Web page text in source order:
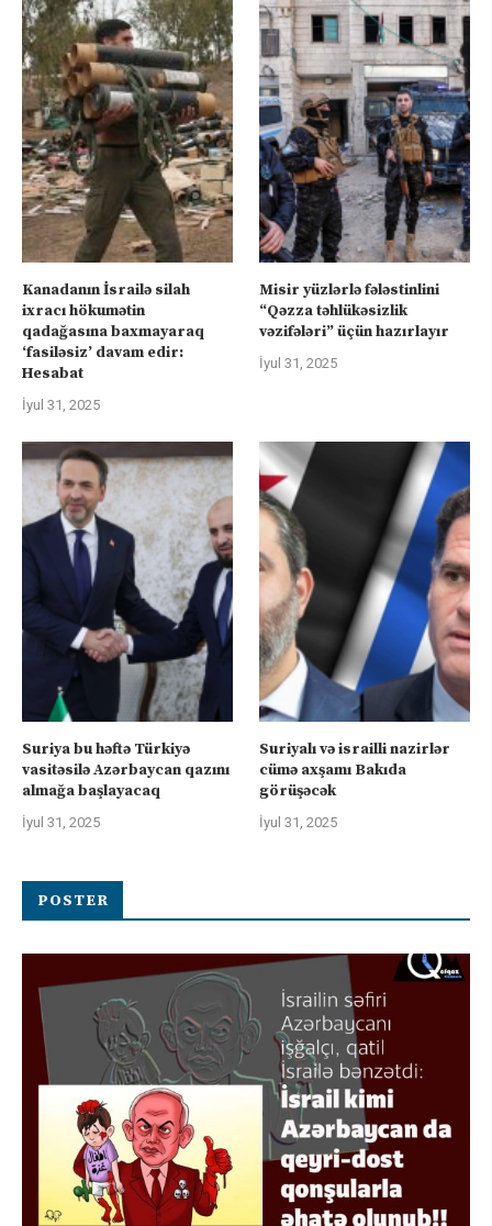
Kanadanın İsrailə silah
ixracı hökumətin
qadağasına baxmayaraq
‘fasiləsiz’ davam edir:
Hesabat
İyul 31, 2025
Misir yüzlərlə fələstinlini
“Qəzza təhlükəsizlik
vəzifələri” üçün hazırlayır
İyul 31, 2025
Suriya bu həftə Türkiyə
vasitəsilə Azərbaycan qazını
almağa başlayacaq
İyul 31, 2025
Suriyalı və israilli nazirlər
cümə axşamı Bakıda
görüşəcək
İyul 31, 2025
POSTER